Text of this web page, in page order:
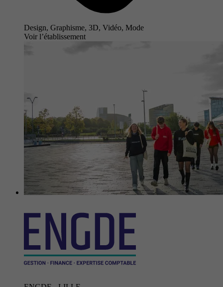
Design, Graphisme, 3D, Vidéo, Mode
Voir l’établissement